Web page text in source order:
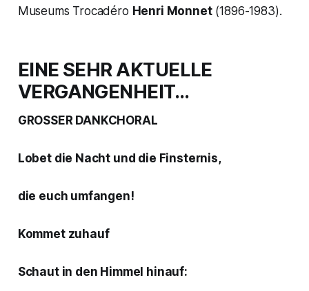
Museums Trocadéro Henri Monnet(1896-1983).
EINE SEHR AKTUELLE
VERGANGENHEIT…
GROSSER DANKCHORAL
Lobet die Nacht und die Finsternis,
die euch umfangen!
Kommet zuhauf
Schaut in den Himmel hinauf: